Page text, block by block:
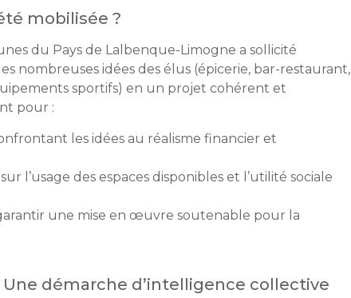
mobilisée ?
du Pays de Lalbenque-Limogne a sollicité
nombreuses idées des élus (épicerie, bar-restaurant,
sportifs) en un projet cohérent et
pour :
les idées au réalisme financier et
l’usage des espaces disponibles et l’utilité sociale
une mise en œuvre soutenable pour la
démarche d’intelligence collective